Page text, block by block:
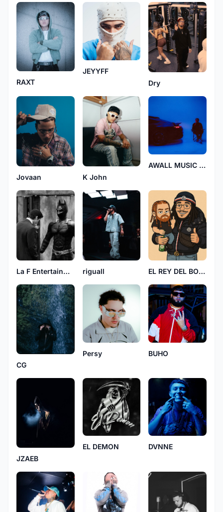
RAXT
JEYYFF
Dry
Jovaan K John
AWALL MUSIC UK
La F Entertainment riguall EL REY DEL BOMBEO
CG
Persy BUHO
JZAEB
EL DEMON DVNNE